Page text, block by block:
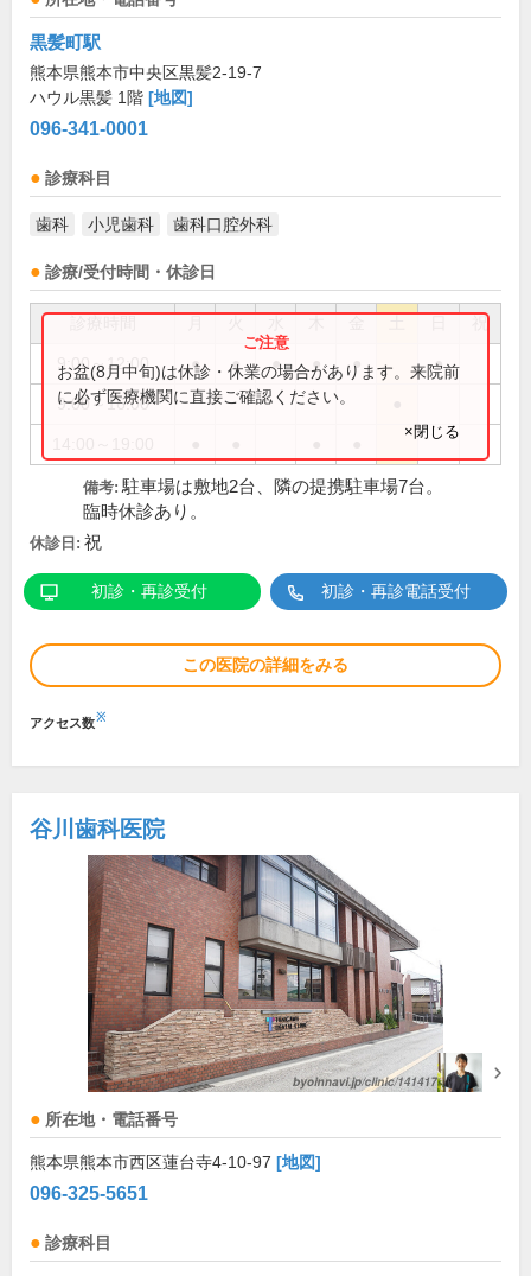
黒髪町駅
熊本県熊本市中央区黒髪2-19-7
ハウル黒髪 1階 [地図]
096-341-0001
診療科目
歯科 小児歯科 歯科口腔外科
診療/受付時間・休診日
祝
9:00～12:00 ● ● ● ● ● ●
9:00～16:00
お盆(8月中旬)は休診・休業の場合があります。来院前
に必ず医療機関に直接ご確認ください。
×閉じる
備考: 駐車場は敷地2台、隣の提携駐車場7台。
臨時休診あり。
休診日: 祝
初診・再診受付 初診・再診電話受付
この医院の詳細をみる
アクセス数※
谷川歯科医院
所在地・電話番号
熊本県熊本市西区蓮台寺4-10-97 [地図]
096-325-5651
診療科目